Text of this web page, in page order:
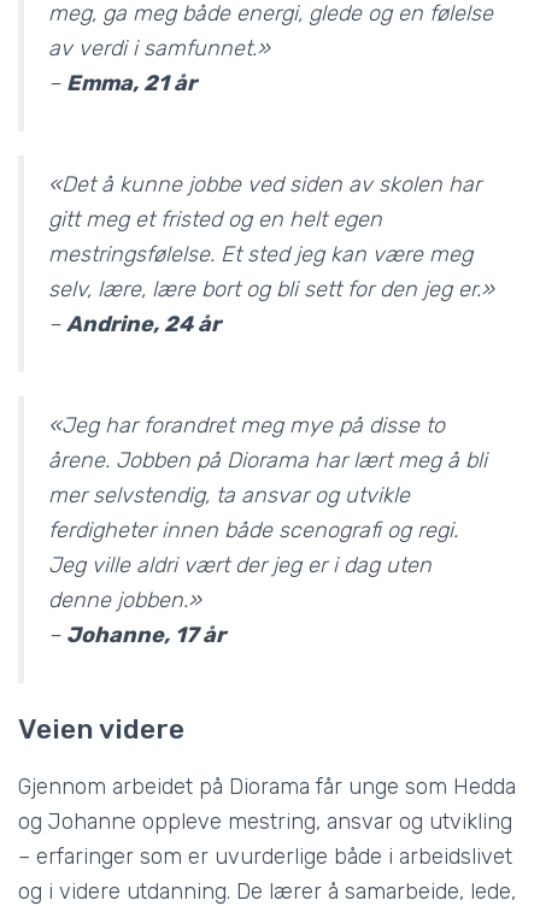
meg, ga meg både energi, glede og en følelse
av verdi i samfunnet.»
– Emma, 21 år
«Det å kunne jobbe ved siden av skolen har
gitt meg et fristed og en helt egen
mestringsfølelse. Et sted jeg kan være meg
selv, lære, lære bort og bli sett for den jeg er.»
–Andrine, 24 år
«Jeg har forandret meg mye på disse to
årene. Jobben på Diorama har lært meg å bli
mer selvstendig, ta ansvar og utvikle
ferdigheter innen både scenografi og regi.
Jeg ville aldri vært der jeg er i dag uten
denne jobben.»
– Johanne, 17 år
Veien videre
Gjennom arbeidet på Diorama får unge som Hedda
og Johanne oppleve mestring, ansvar og utvikling
– erfaringer som er uvurderlige både i arbeidslivet
og i videre utdanning. De lærer å samarbeide, lede,